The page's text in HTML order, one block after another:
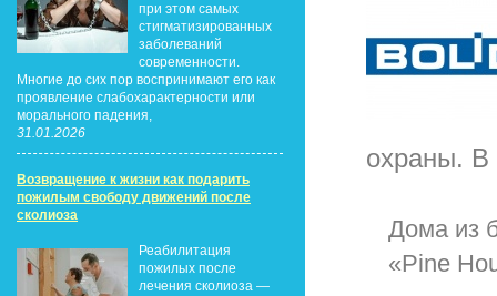
при этом самых
стигматизированных
заболеваний
современности.
Многие до сих пор воспринимают его как
проявление слабохарактерности или
морального падения,
31.01.2026
Возвращение к жизни как подарить
пожилым свободу движений после
сколиоза
Реабилитация
пожилых после
лечения сколиоза —
охраны. В
Дома из
«Pine